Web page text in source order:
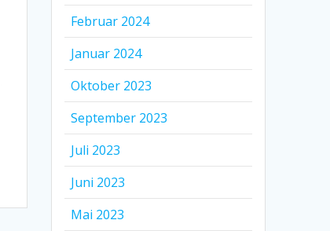
Februar 2024
Januar 2024
Oktober 2023
September 2023
Juli 2023
Juni 2023
Mai 2023